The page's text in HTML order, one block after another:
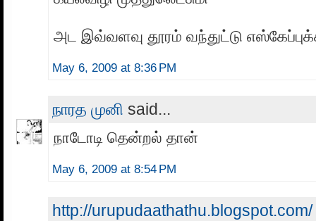
அட இவ்வளவு தூரம் வந்துட்டு
May 6, 2009 at 8:36 PM
நாரத முனி said...
நாடோடி தென்றல் தான்
May 6, 2009 at 8:54 PM
http://urupudaathathu.blogspot.com/